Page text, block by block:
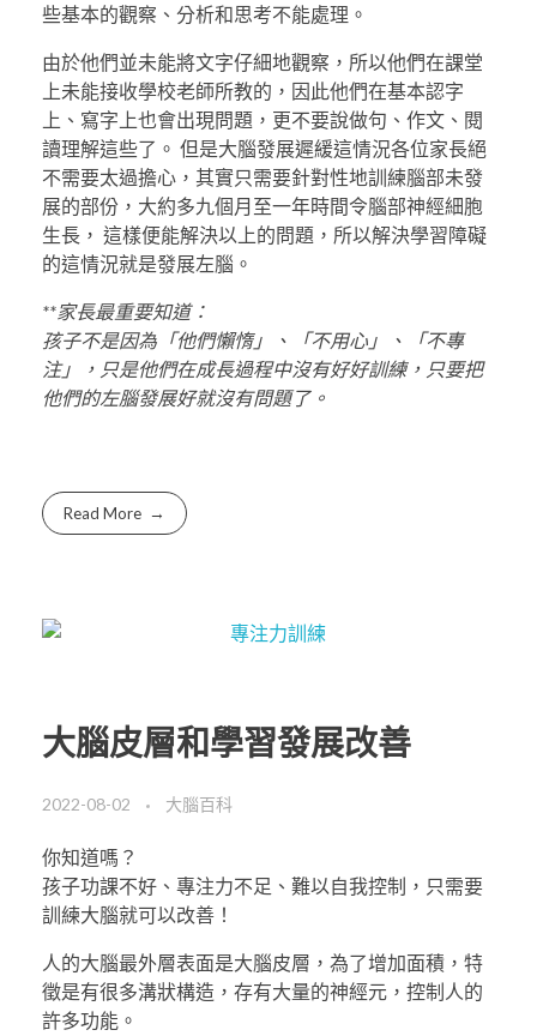
些基本的觀察、分析和思考不能處理。
由於他們並未能將文字仔細地觀察，所以他們在課堂
上未能接收學校老師所教的，因此他們在基本認字
上、寫字上也會出現問題，更不要說做句、作文、閱
讀理解這些了。 但是大腦發展遲緩這情況各位家長絕
不需要太過擔心，其實只需要針對性地訓練腦部未發
展的部份，大約多九個月至一年時間令腦部神經細胞
生長， 這樣便能解決以上的問題，所以解決學習障礙
的這情況就是發展左腦。
**家長最重要知道：
孩子不是因為「他們懶惰」、「不用心」、「不專
注」，只是他們在成長過程中沒有好好訓練，只要把
他們的左腦發展好就沒有問題了。
Read More
大腦皮層和學習發展改善
2022-08-02 大腦百科
你知道嗎？
孩子功課不好、專注力不足、難以自我控制，只需要
訓練大腦就可以改善！
人的大腦最外層表面是大腦皮層，為了增加面積，特
徵是有很多溝狀構造，存有大量的神經元，控制人的
許多功能。